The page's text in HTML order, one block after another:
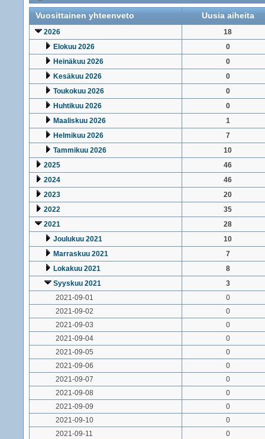
Vuosittainen yhteenveto Uusia aiheita
2026
18
Elokuu 2026
0
Heinäkuu 2026
0
Kesäkuu 2026
0
Toukokuu 2026
0
Huhtikuu 2026
0
Maaliskuu 2026
1
Helmikuu 2026
7
Tammikuu 2026
10
2025
46
2024
46
2023
20
2022
35
2021
28
Joulukuu 2021
10
Marraskuu 2021
7
Lokakuu 2021
8
Syyskuu 2021
3
2021-09-01
0
2021-09-02
0
2021-09-03
0
2021-09-04
0
2021-09-05
0
2021-09-06
0
2021-09-07
0
2021-09-08
0
2021-09-09
0
2021-09-10
0
2021-09-11
0